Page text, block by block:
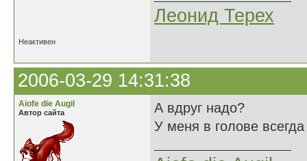
Леонид Терех
Неактивен
2006-03-29 14:31:38
Aiofe die Augil
Автор сайта
А вдруг надо?
У меня в голове